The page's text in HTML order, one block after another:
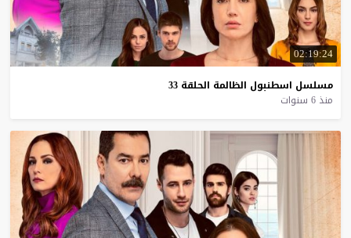
02:19:24
مسلسل اسطنبول الظالمة الحلقة 33
منذ 6 سنوات